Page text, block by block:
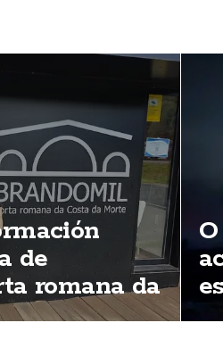
de
romana da